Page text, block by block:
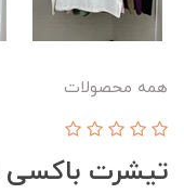
همه محصولات
تیشرت باکسی